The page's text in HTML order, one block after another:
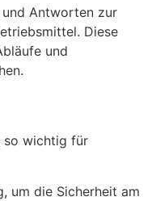
Antworten zur
Diese
und
so wichtig für
um die Sicherheit am